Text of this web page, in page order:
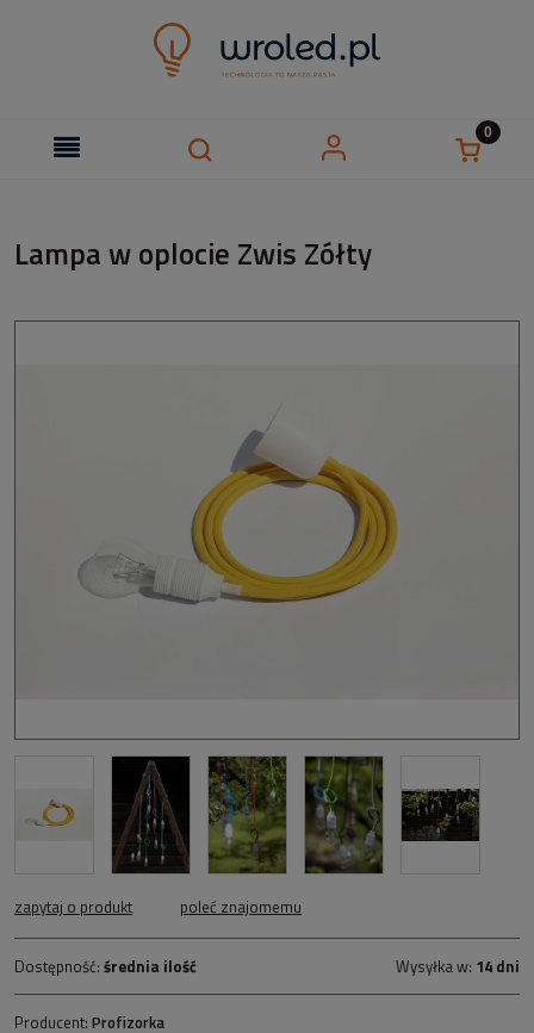
Lampa w oplocie Zwis Zółty
zapytaj o produkt poleć znajomemu
Dostępność: średnia ilość Wysyłka w: 14 dni
Producent: Profizorka